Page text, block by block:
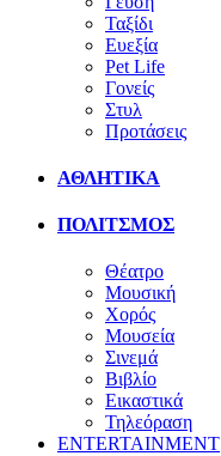
Ταξίδι
Ευεξία
Pet Life
Γονείς
Στυλ
Προτάσεις
ΑΘΛΗΤΙΚΑ
ΠΟΛΙΤΣΜΟΣ
Θέατρο
Μουσική
Χορός
Μουσεία
Σινεμά
Βιβλίο
Εικαστικά
Τηλεόραση
ENTERTAINMENT